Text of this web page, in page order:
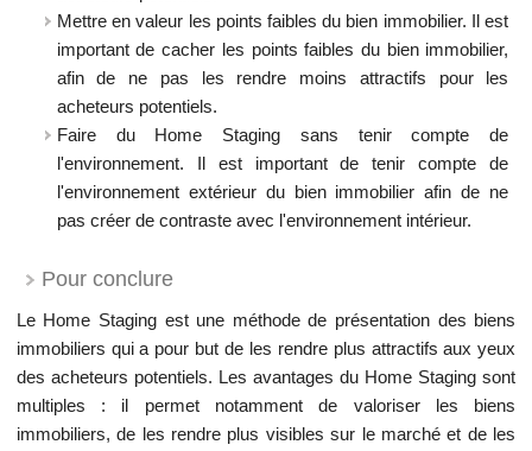
Mettre en valeur les points faibles du bien immobilier. Il est
important de cacher les points faibles du bien immobilier,
afin de ne pas les rendre moins attractifs pour les
acheteurs potentiels.
Faire du Home Staging sans tenir compte de
l'environnement. Il est important de tenir compte de
l'environnement extérieur du bien immobilier afin de ne
pas créer de contraste avec l'environnement intérieur.
Pour conclure
Le Home Staging est une méthode de présentation des biens
immobiliers qui a pour but de les rendre plus attractifs aux yeux
des acheteurs potentiels. Les avantages du Home Staging sont
multiples : il permet notamment de valoriser les biens
immobiliers, de les rendre plus visibles sur le marché et de les